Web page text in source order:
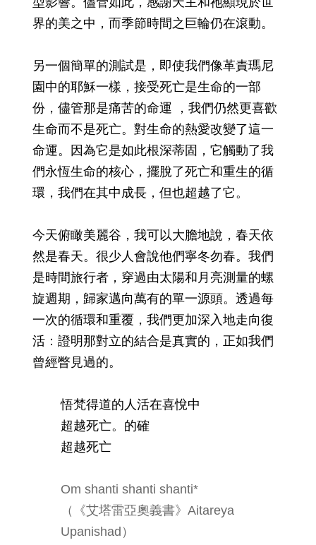
界的美之中，而季節時間之巨輪仍在滾動。
另一個簡單的測試是，即使我們像革責瑪尼
園中的耶穌一樣，接受死亡是生命的一部
份，儘管那是痛苦的命運 ，我們仍然更喜歡
生命而不是死亡。對生命的熱愛改變了這一
命運。因為它是如此根深蒂固，它觸動了我
們永恆生命的核心，擺脫了死亡和重生的循
環，我們在其中成長，但也超越了它。
今天俯瞰美麗谷，我可以大膽地說，春天依
然是春天。很少人會說他們寧冬勿春。我們
是時間旅行者，穿過由太陽和月亮測量的螺
旋週期，歸家邁向萬有的單一源頭。透過每
一次的循環和重覆，我們更加深入地走向復
活：證明那對立的結合是真實的，正如我們
曾經瞥見過的。
悟梵得道的人活在喜悅中
超越死亡。的確
超越死亡
Om shanti shanti shanti*
（《艾塔雷亞奧義書》Aitareya
Upanishad）